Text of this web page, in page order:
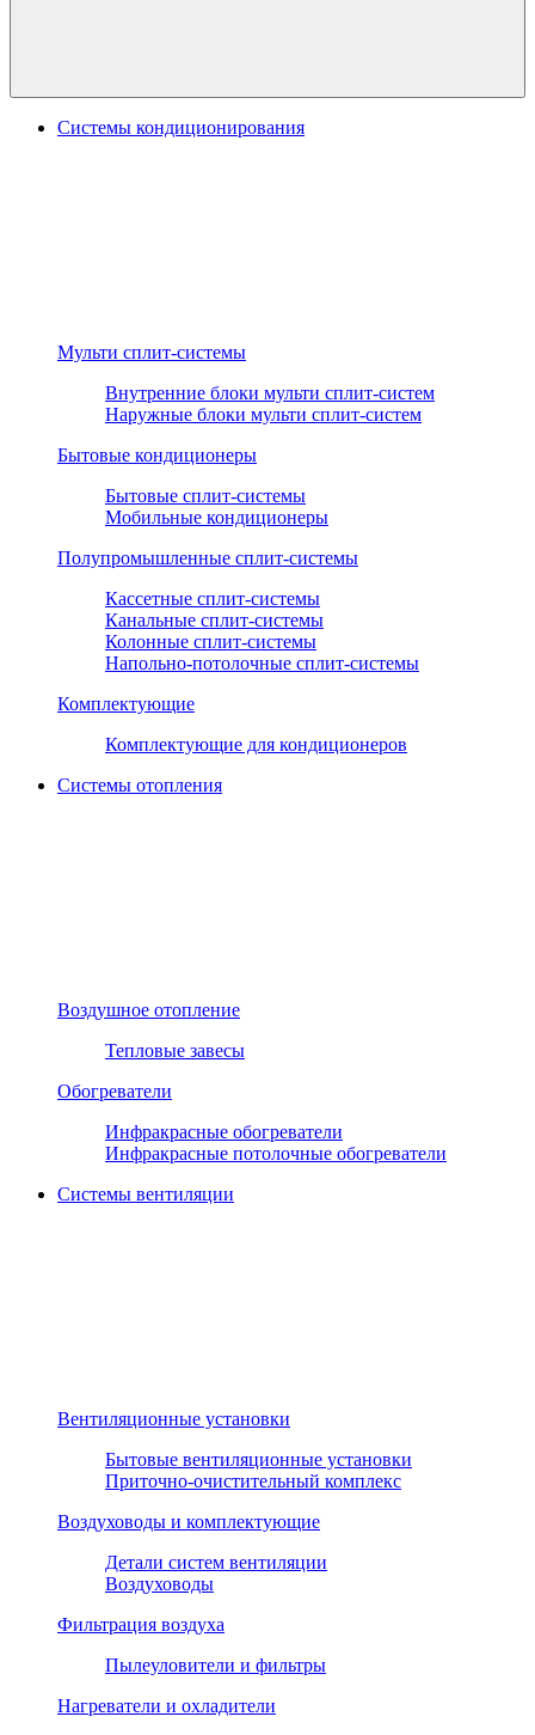
Системы кондиционирования
Мульти сплит-системы
Внутренние блоки мульти сплит-систем
Наружные блоки мульти сплит-систем
Бытовые кондиционеры
Бытовые сплит-системы
Мобильные кондиционеры
Полупромышленные сплит-системы
Кассетные сплит-системы
Канальные сплит-системы
Колонные сплит-системы
Напольно-потолочные сплит-системы
Комплектующие
Комплектующие для кондиционеров
Системы отопления
Воздушное отопление
Тепловые завесы
Обогреватели
Инфракрасные обогреватели
Инфракрасные потолочные обогреватели
Системы вентиляции
Вентиляционные установки
Бытовые вентиляционные установки
Приточно-очистительный комплекс
Воздуховоды и комплектующие
Детали систем вентиляции
Воздуховоды
Фильтрация воздуха
Пылеуловители и фильтры
Нагреватели и охладители